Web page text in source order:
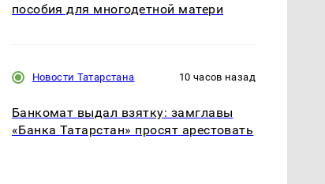
пособия для многодетной матери
Новости Татарстана 10 часов назад
Банкомат выдал взятку: замглавы
«Банка Татарстан» просят арестовать